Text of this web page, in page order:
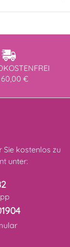
60,00 €
Sie kostenlos zu
unter: